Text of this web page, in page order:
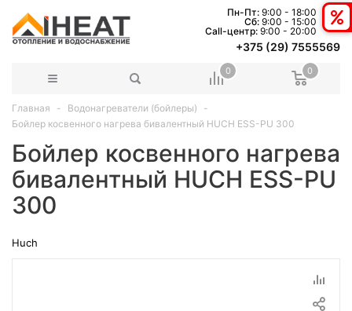
Пн-Пт: 9:00 - 18:00
Сб: 9:00 - 15:00
Сall-центр: 9:00 - 20:00
+375 (29) 7555569
0 0
Главная
Водонагреватели (бойлеры)
Бойлер косвенного нагрева бивалентный HUCH ESS-PU 300
Бойлер косвенного нагрева
бивалентный HUCH ESS-PU
300
Huch